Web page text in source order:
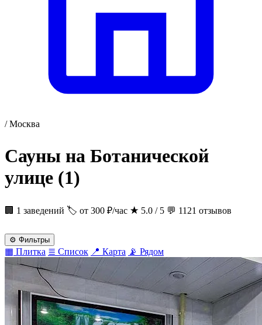
/ Москва
Сауны на Ботанической
улице (1)
🏢 1 заведений 🏷 от 300 ₽/час ★ 5.0 / 5 💬 1121 отзывов
⚙ Фильтры
▦ Плитка ≣ Список 📍 Карта 📡 Рядом